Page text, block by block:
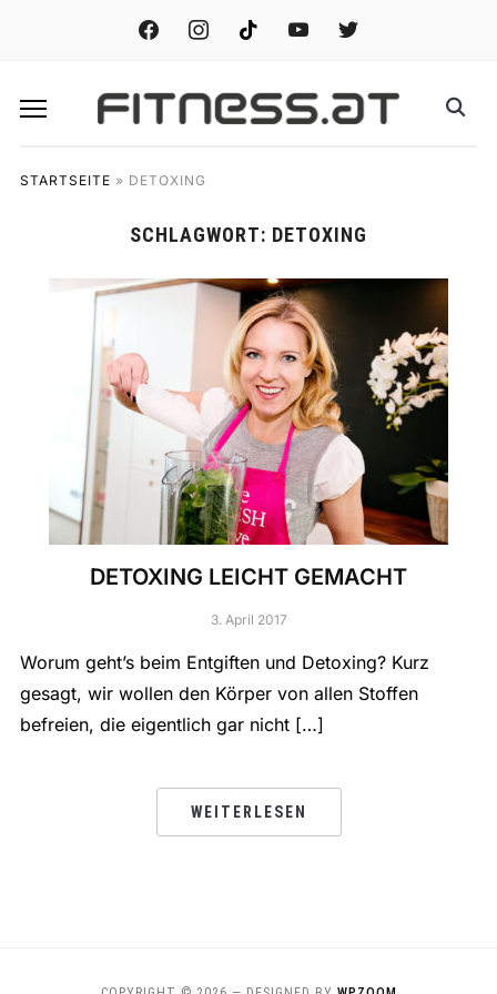
facebook instagramtiktok youtube twitter
STARTSEITE » DETOXING
SCHLAGWORT: DETOXING
DETOXING LEICHT GEMACHT
3. April 2017
Worum geht’s beim Entgiften und Detoxing? Kurz
gesagt, wir wollen den Körper von allen Stoffen
befreien, die eigentlich gar nicht […]
WEITERLESEN